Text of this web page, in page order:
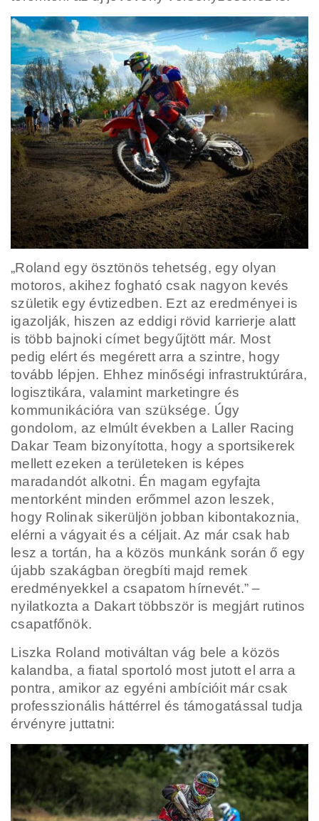
„Roland egy ösztönös tehetség, egy olyan
motoros, akihez fogható csak nagyon kevés
születik egy évtizedben. Ezt az eredményei is
igazolják, hiszen az eddigi rövid karrierje alatt
is több bajnoki címet begyűjtött már. Most
pedig elért és megérett arra a szintre, hogy
tovább lépjen. Ehhez minőségi infrastruktúrára,
logisztikára, valamint marketingre és
kommunikációra van szüksége. Úgy
gondolom, az elmúlt években a Laller Racing
Dakar Team bizonyította, hogy a sportsikerek
mellett ezeken a területeken is képes
maradandót alkotni. Én magam egyfajta
mentorként minden erőmmel azon leszek,
hogy Rolinak sikerüljön jobban kibontakoznia,
elérni a vágyait és a céljait. Az már csak hab
lesz a tortán, ha a közös munkánk során ő egy
újabb szakágban öregbíti majd remek
eredményekkel a csapatom hírnevét.” –
nyilatkozta a Dakart többször is megjárt rutinos
csapatfőnök.
Liszka Roland motiváltan vág bele a közös
kalandba, a fiatal sportoló most jutott el arra a
pontra, amikor az egyéni ambícióit már csak
professzionális háttérrel és támogatással tudja
érvényre juttatni: